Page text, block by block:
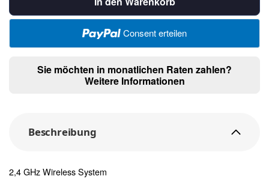
Consent erteilen
Sie möchten in monatlichen Raten zahlen?
Weitere Informationen
Beschreibung
2,4 GHz Wireless System